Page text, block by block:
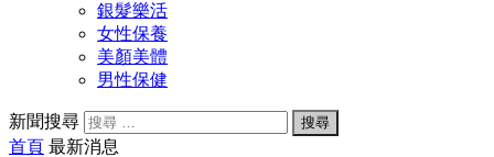
銀髮樂活
女性保養
美顏美體
男性保健
新聞搜尋
首頁 最新消息